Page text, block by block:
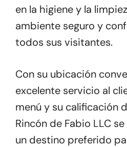
en la higiene y la
ambiente seguro y
todos sus visitantes.
Con su ubicación
excelente servicio al
menú y su calificación
Rincón de Fabio LLC
un destino preferido